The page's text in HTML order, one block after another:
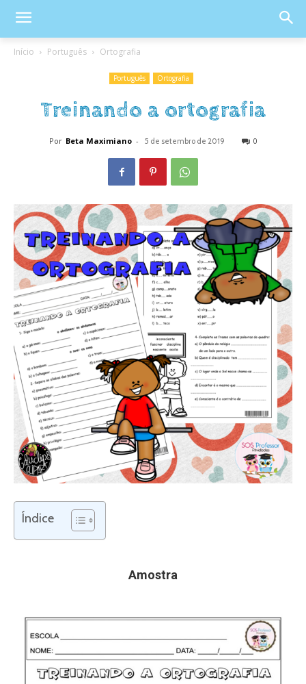
Início Português Ortografia
Português Ortografia
Treinando a ortografia
Por Beta Maximiano - 5 de setembro de 2019 0
Índice
Amostra